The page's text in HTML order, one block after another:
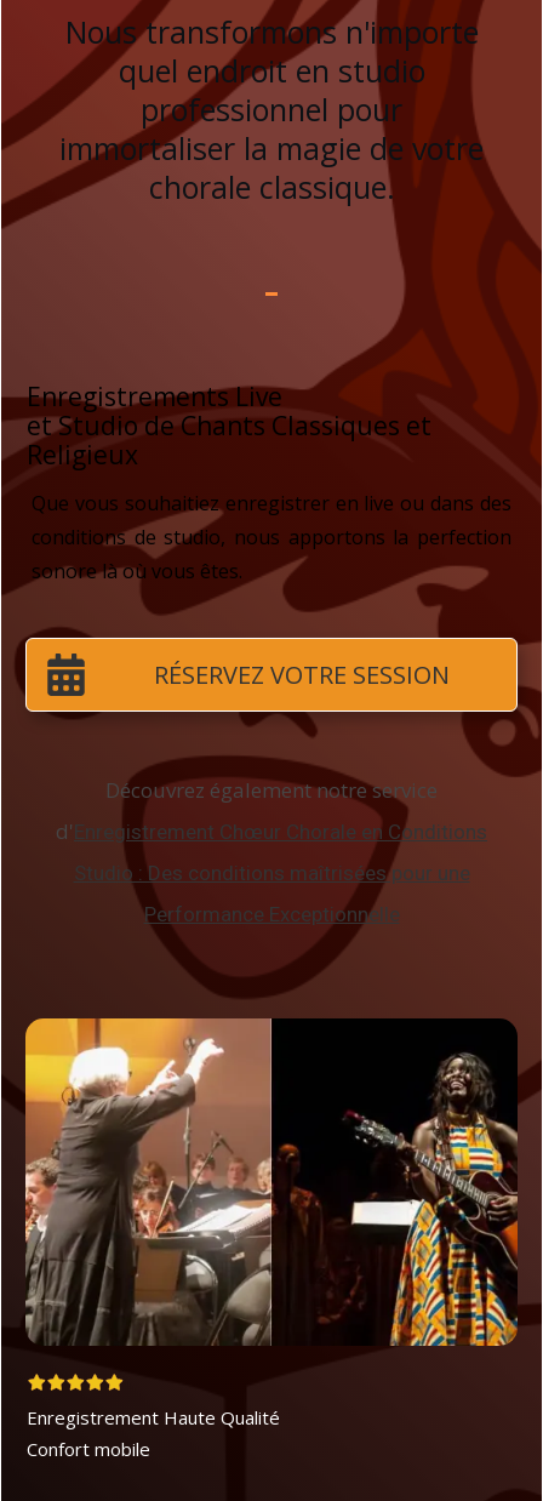
Nous transformons n'importe
quel endroit en studio
professionnel pour
immortaliser la magie de votre
chorale classique.
Enregistrements Live
et Studio de Chants Classiques et
Religieux
Que vous souhaitiez enregistrer en live ou dans des
conditions de studio, nous apportons la perfection
sonore là où vous êtes.
RÉSERVEZ VOTRE SESSION
Découvrez également notre service
d'Enregistrement Chœur Chorale en Conditions
Studio : Des conditions maîtrisées pour une
Performance Exceptionnelle
Enregistrement Haute Qualité
Confort mobile